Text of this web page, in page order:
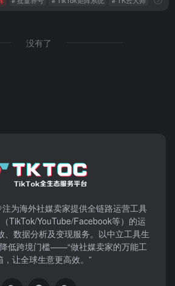
没有了
为海外社媒卖家提供全链路运营工具
TikTok/YouTube/Facebook等）​的运
、数据分析及变现服务。以中立工具生
低跨境门槛——“做社媒卖家的万能工
，让全球生意更高效。”